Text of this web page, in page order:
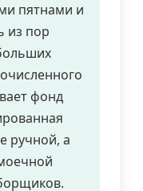
пятнами и
из пор
фонд
ручной, а